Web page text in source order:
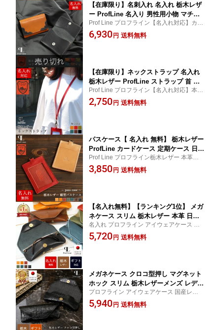
【在庫限り】名刺入れ 名入れ 栃木レザ
ー ProfLine 名入り 男性用小物 マチ付
き カードケース 本革 名刺ケース 名前
入り カード 名刺 ケース 大人 高級感 カ
Prof Line プロフライン【名入れ対応】カジ
ュアルなマチつき名刺入れ 栃木レザー 就職
祝い 敬老の日
6,930 円 送料無料
【在庫限り】ネックストラップ 名入れ
栃木レザー ProfLine ストラップ 首 レ
ザーストラップ 男性用小物 革小物 オフ
ィス レザー おしゃれ 牛革 革 日本製 本
Prof Line プロフライン【名入れ対応】本革
ネックストラップ 就職祝い 敬老の日
2,750 円 送料無料
パスケース【 名入れ 無料】 栃木レザー
ProfLine カードケース 定期ケース 日本
製 定期券入れ 縦型 カード入れ 免許証 I
Cカード ブランド 本革 牛革 メンズ レ
Prof Line プロフライン栃木レザー 本革パス
ケース 男性 女性 名入れギフト 名入れパス
ケース 誕生日 就職祝い 敬老の日
3,850 円 送料無料
【名入れ無料】【ランキング1位】 メガ
ネケース スリム 栃木レザー 本革 日本
製 眼鏡ケース おしゃれ ブランド ProfLi
ne メンズ レディース マグネット レザ
名入れ プロフライン アイウェアケース 上
品 高級感 老眼鏡 サングラス 保護 かぶせ 軽
量 軽い 磁石 手作り 実用的 ビジネス オフィ
5,720 円 送料無料
メガネケース クロコ型押し マグネット
ホック スリム 栃木レザーメンズ レディ
ース 本革 革 ProfLine 牛革 レザー ワニ
革風 ブランド コンパクト おしゃれ 眼
プロフライン アイウェアケース 国産レザー
サングラスケース 誕生日 メガネ入れ 記念
日 眼鏡ケース 40代 50代 60代 おしゃれ 革
5,940 円 送料無料